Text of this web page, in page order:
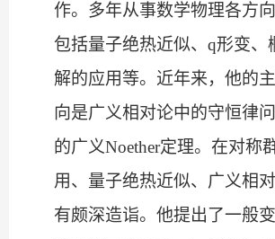
作。多年从事数学物理各方向
包括量子绝热近似、q形变、
解的应用等。近年来，他的
向是广义相对论中的守恒律
的广义Noether定理。在对称
用、量子绝热近似、广义相
有颇深造诣。他提出了一般变